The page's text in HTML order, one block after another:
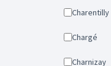
Charentilly
Chargé
Charnizay